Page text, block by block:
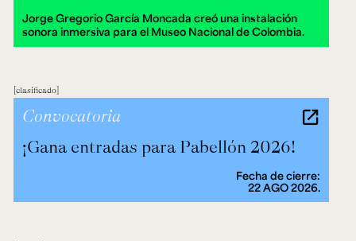
Jorge Gregorio García Moncada creó una instalación
sonora inmersiva para el Museo Nacional de Colombia.
clasificado
¡Gana entradas para Pabellón 2026!
Convocatoria
Fecha de cierre:
22 AGO 2026.